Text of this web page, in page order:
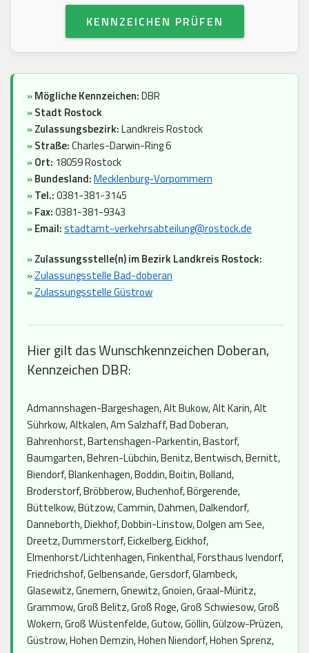
KENNZEICHEN PRÜFEN
»Mögliche Kennzeichen:DBR
»Stadt Rostock
»Zulassungsbezirk:Landkreis Rostock
»Straße:Charles-Darwin-Ring 6
»Ort: 18059 Rostock
»Bundesland:Mecklenburg-Vorpommern
»Tel.:0381-381-3145
»Fax:0381-381-9343
»Email:stadtamt-verkehrsabteilung@rostock.de
»Zulassungsstelle(n) im Bezirk Landkreis Rostock:
»Zulassungsstelle Bad-doberan
»Zulassungsstelle Güstrow
Hier gilt das Wunschkennzeichen Doberan,
Kennzeichen DBR:
Admannshagen-Bargeshagen, Alt Bukow, Alt Karin, Alt
Sührkow, Altkalen, Am Salzhaff, Bad Doberan,
Bahrenhorst, Bartenshagen-Parkentin, Bastorf,
Baumgarten, Behren-Lübchin, Benitz, Bentwisch, Bernitt,
Biendorf, Blankenhagen, Boddin, Boitin, Bolland,
Broderstorf, Bröbberow, Buchenhof, Börgerende,
Büttelkow, Bützow, Cammin, Dahmen, Dalkendorf,
Danneborth, Diekhof, Dobbin-Linstow, Dolgen am See,
Dreetz, Dummerstorf, Eickelberg, Eickhof,
Elmenhorst/Lichtenhagen, Finkenthal, Forsthaus Ivendorf,
Friedrichshof, Gelbensande, Gersdorf, Glambeck,
Glasewitz, Gnemern, Gnewitz, Gnoien, Graal-Müritz,
Grammow, Groß Belitz, Groß Roge, Groß Schwiesow, Groß
Wokern, Groß Wüstenfelde, Gutow, Göllin, Gülzow-Prüzen,
Güstrow, Hohen Demzin, Hohen Niendorf, Hohen Sprenz,